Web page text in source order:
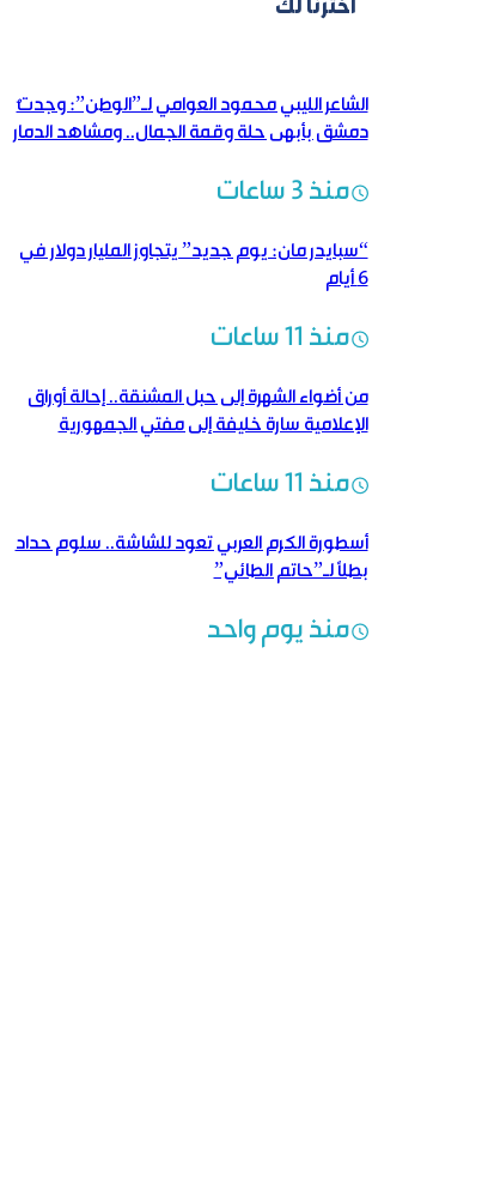
اخترنا لك
الشاعر الليبي محمود العوامي لـ”الوطن”: وجدتُ
دمشق بأبهى حلة وقمة الجمال.. ومشاهد الدمار
منذ 3 ساعات
“سبايدر مان: يوم جديد” يتجاوز المليار دولار في
6 أيام
منذ 11 ساعات
من أضواء الشهرة إلى حبل المشنقة.. إحالة أوراق
الإعلامية سارة خليفة إلى مفتي الجمهورية
منذ 11 ساعات
أسطورة الكرم العربي تعود للشاشة.. سلوم حداد
بطلاً لـ”حاتم الطائي”
منذ يوم واحد